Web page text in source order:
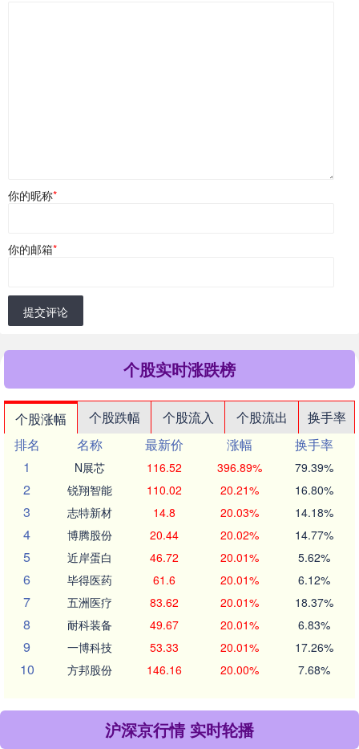
你的昵称*
你的邮箱*
提交评论
个股实时涨跌榜
个股涨幅 个股跌幅 个股流入 个股流出
换手率
排名
名称 最新价 涨幅
换手率
1
N展芯 116.52 396.89% 79.39%
2 锐翔智能 110.02 20.21% 16.80%
3 志特新材 14.8 20.03% 14.18%
4 博腾股份 20.44 20.02% 14.77%
5 近岸蛋白 46.72 20.01% 5.62%
6 毕得医药 61.6 20.01% 6.12%
7 五洲医疗 83.62 20.01% 18.37%
8 耐科装备 49.67 20.01% 6.83%
9 一博科技 53.33 20.01% 17.26%
10 方邦股份 146.16 20.00% 7.68%
沪深京行情 实时轮播